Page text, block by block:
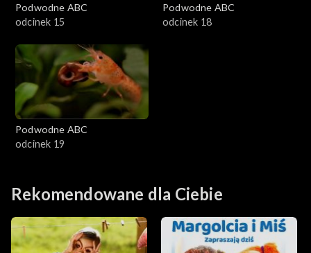
Podwodne ABC
odcinek 15
Podwodne ABC
odcinek 18
Podwodne ABC
odcinek 19
Rekomendowane dla Ciebie